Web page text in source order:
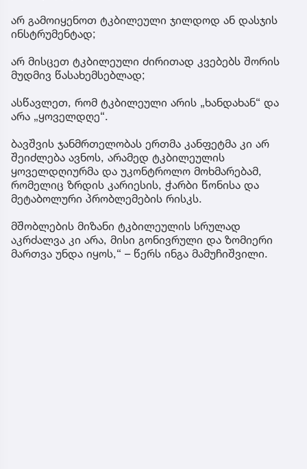
არ გამოიყენოთ ტკბილეული ჯილდოდ ან დასჯის
ინსტრუმენტად;
არ მისცეთ ტკბილეული ძირითად კვებებს შორის
მუდმივ წასახემსებლად;
ასწავლეთ, რომ ტკბილეული არის „ხანდახან“ და
არა „ყოველდღე“.
ბავშვის ჯანმრთელობას ერთმა კანფეტმა კი არ
შეიძლება ავნოს, არამედ ტკბილეულის
ყოველდღიურმა და უკონტროლო მოხმარებამ,
რომელიც ზრდის კარიესის, ჭარბი წონისა და
მეტაბოლური პრობლემების რისკს.
მშობლების მიზანი ტკბილეულის სრულად
აკრძალვა კი არა, მისი გონივრული და ზომიერი
მართვა უნდა იყოს,“ – წერს ინგა მამუჩიშვილი.